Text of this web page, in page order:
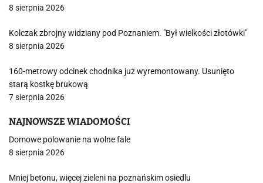
8 sierpnia 2026
Kolczak zbrojny widziany pod Poznaniem. "Był wielkości złotówki"
8 sierpnia 2026
160-metrowy odcinek chodnika już wyremontowany. Usunięto
starą kostkę brukową
7 sierpnia 2026
NAJNOWSZE WIADOMOŚCI
Domowe polowanie na wolne fale
8 sierpnia 2026
Mniej betonu, więcej zieleni na poznańskim osiedlu